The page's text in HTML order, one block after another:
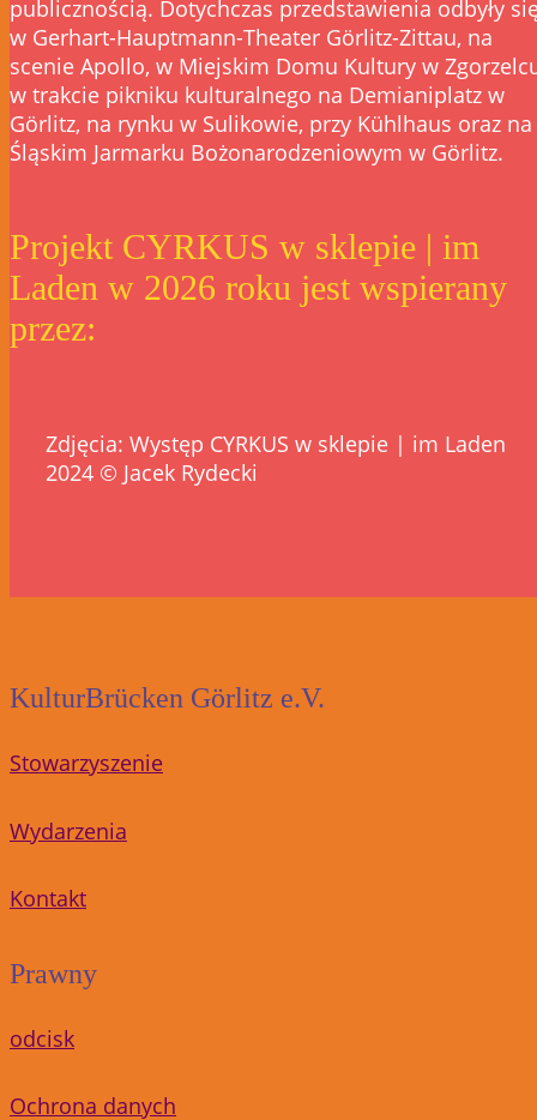
publicznością. Dotychczas przedstawienia odbyły
w Gerhart-Hauptmann-Theater Görlitz-Zittau, na
scenie Apollo, w Miejskim Domu Kultury w
w trakcie pikniku kulturalnego na Demianiplatz w
Görlitz, na rynku w Sulikowie, przy Kühlhaus oraz na
Śląskim Jarmarku Bożonarodzeniowym w Görlitz.
Projekt CYRKUS w sklepie | im
Laden w 2026 roku jest wspierany
przez:
Zdjęcia: Występ CYRKUS w sklepie | im Laden
2024 © Jacek Rydecki
KulturBrücken Görlitz e.V.
Stowarzyszenie
Wydarzenia
Kontakt
Prawny
odcisk
Ochrona danych